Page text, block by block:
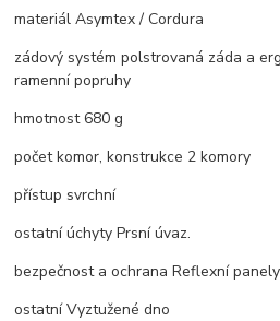
materiál Asymtex / Cordura
zádový systém polstrovaná záda a
ramenní popruhy
hmotnost 680 g
počet komor, konstrukce 2 komory
přístup svrchní
ostatní úchyty Prsní úvaz.
bezpečnost a ochrana Reflexní panely
ostatní Vyztužené dno